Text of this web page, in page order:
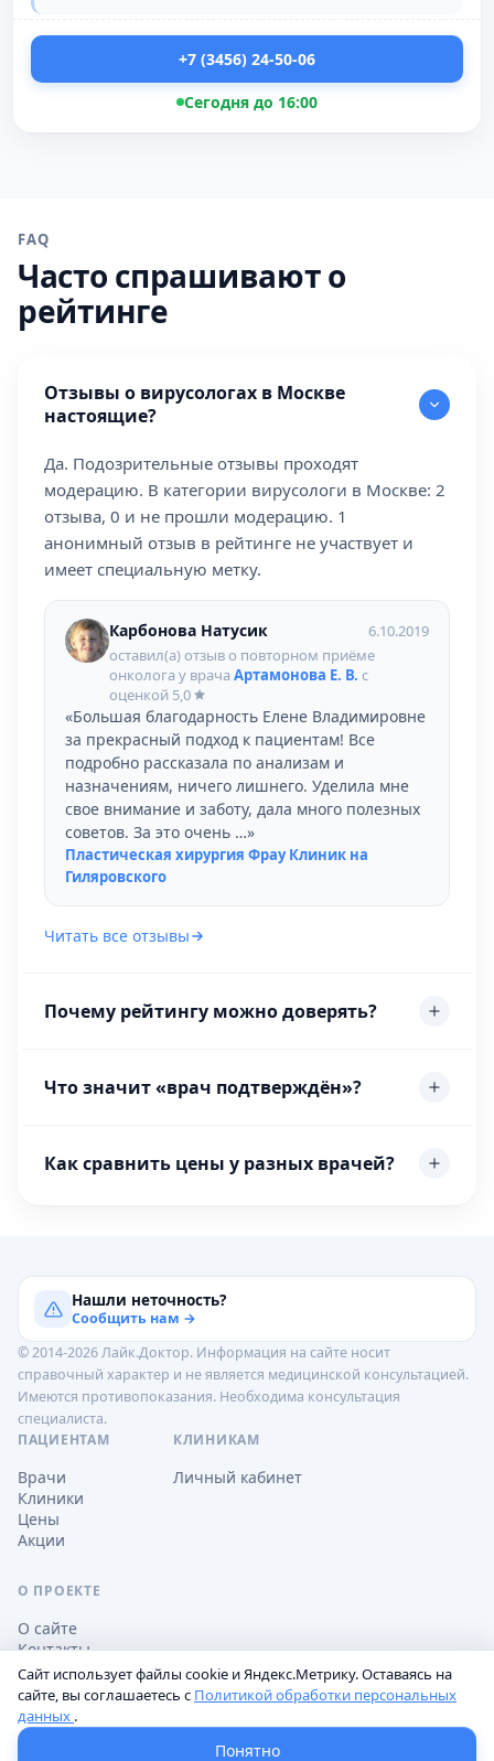
+7 (3456) 24-50-06
Сегодня до 16:00
FAQ
Часто спрашивают о
рейтинге
Отзывы о вирусологах в Москве
настоящие?
Да. Подозрительные отзывы проходят
модерацию. В категории вирусологи в Москве: 2
отзыва, 0 и не прошли модерацию. 1
анонимный отзыв в рейтинге не участвует и
имеет специальную метку.
Карбонова Натусик
6.10.2019
оставил(а) отзыв о повторном приёме
онколога у врачаАртамонова Е. В. с
оценкой 5,0
«Большая благодарность Елене Владимировне
за прекрасный подход к пациентам! Все
подробно рассказала по анализам и
назначениям, ничего лишнего. Уделила мне
свое внимание и заботу, дала много полезных
советов. За это очень …»
Пластическая хирургия Фрау Клиник на
Гиляровского
Читать все отзывы
Почему рейтингу можно доверять?
Что значит «врач подтверждён»?
Как сравнить цены у разных врачей?
Нашли неточность?
Сообщить нам →
© 2014-2026 Лайк.Доктор. Информация на сайте носит
справочный характер и не является медицинской консультацией.
Имеются противопоказания. Необходима консультация
специалиста.
ПАЦИЕНТАМ
Врачи
Клиники
Цены
Акции
КЛИНИКАМ
Личный кабинет
О ПРОЕКТЕ
О сайте
Контакты
Обработка персональных данных
Пользовательское соглашениеНастройки cookie
Сайт использует файлы cookie и Яндекс.Метрику. Оставаясь на
сайте, вы соглашаетесь с Политикой обработки персональных
данных .
Понятно